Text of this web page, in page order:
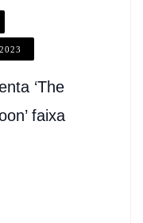
‘The
faixa